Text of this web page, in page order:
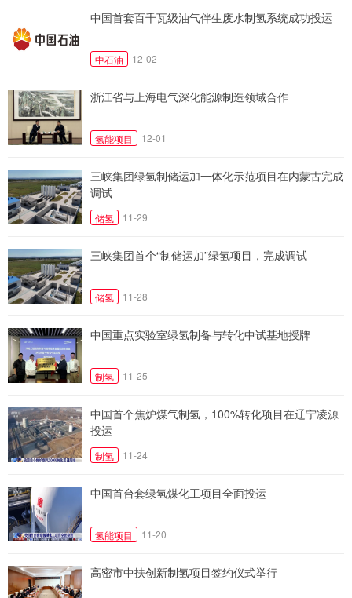
中国首套百千瓦级油气伴生废水制氢系统成功投运
中石油 12-02
浙江省与上海电气深化能源制造领域合作
氢能项目 12-01
三峡集团绿氢制储运加一体化示范项目在内蒙古完成
调试
储氢 11-29
三峡集团首个“制储运加”绿氢项目，完成调试
储氢 11-28
中国重点实验室绿氢制备与转化中试基地授牌
制氢 11-25
中国首个焦炉煤气制氢，100%转化项目在辽宁凌源
投运
制氢 11-24
中国首台套绿氢煤化工项目全面投运
氢能项目 11-20
高密市中扶创新制氢项目签约仪式举行